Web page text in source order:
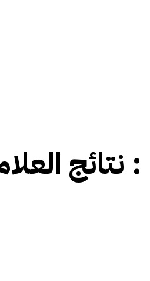
نتائج العلامات :